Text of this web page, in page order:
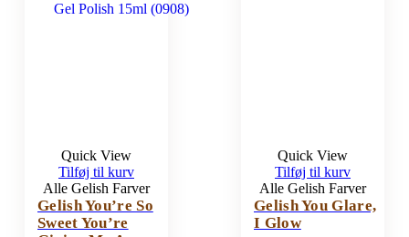
Quick View
Tilføj til kurv
Alle Gelish Farver
Gelish You’re So
Sweet You’re
Quick View
Tilføj til kurv
Alle Gelish Farver
Gelish You Glare,
I Glow